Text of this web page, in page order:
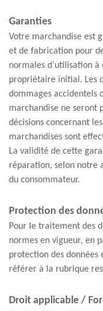
Garanties
Votre marchandise est
et de fabrication pour
normales d’utilisation à
propriétaire initial. Les
dommages accidentels
marchandise ne seront
décisions concernant
marchandises sont
La validité de cette
réparation, selon notre
du consommateur.
Protection des
Pour le traitement des
normes en vigueur, en
protection des données
référer à la rubrique
Droit applicable /